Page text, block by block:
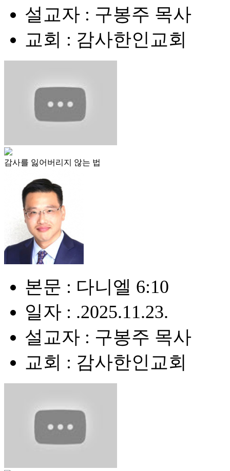
설교자 : 구봉주 목사
교회 : 감사한인교회
감사를 잃어버리지 않는 법
본문 : 다니엘 6:10
일자 : .2025.11.23.
설교자 : 구봉주 목사
교회 : 감사한인교회